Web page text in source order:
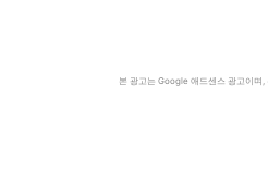
본 광고는 Google 애드센스 광고이며,